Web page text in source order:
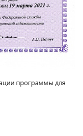
программы для